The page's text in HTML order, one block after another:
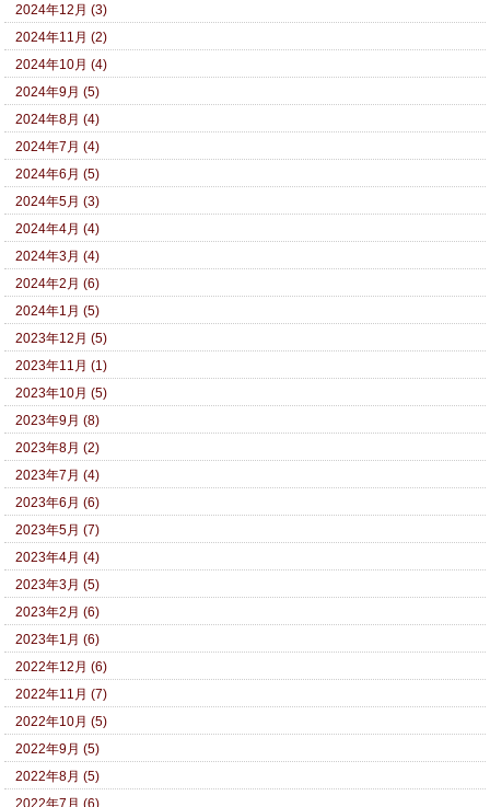
2024年12月 (3)
2024年11月 (2)
2024年10月 (4)
2024年9月 (5)
2024年8月 (4)
2024年7月 (4)
2024年6月 (5)
2024年5月 (3)
2024年4月 (4)
2024年3月 (4)
2024年2月 (6)
2024年1月 (5)
2023年12月 (5)
2023年11月 (1)
2023年10月 (5)
2023年9月 (8)
2023年8月 (2)
2023年7月 (4)
2023年6月 (6)
2023年5月 (7)
2023年4月 (4)
2023年3月 (5)
2023年2月 (6)
2023年1月 (6)
2022年12月 (6)
2022年11月 (7)
2022年10月 (5)
2022年9月 (5)
2022年8月 (5)
2022年7月 (6)